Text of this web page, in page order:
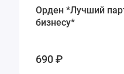
Орден *Лучший
бизнесу*
690 ₽